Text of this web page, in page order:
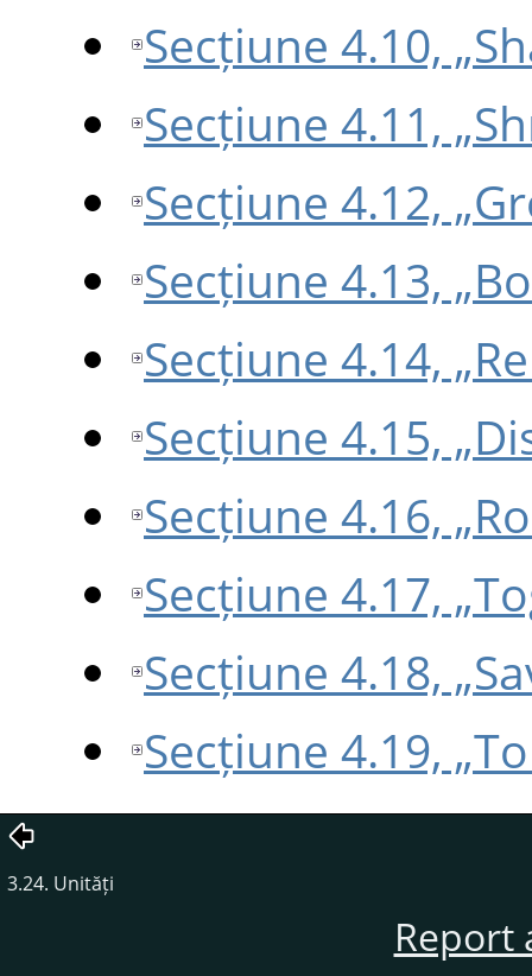
Secțiune 4.10,
Secțiune 4.11,
Secțiune 4.12,
Secțiune 4.13,
Secțiune 4.14,
Secțiune 4.15,
Secțiune 4.16,
Secțiune 4.17,
Secțiune 4.18,
Secțiune 4.19,
3.24. Unități
Report